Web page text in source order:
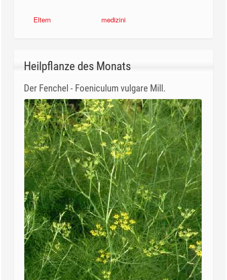
Eltern medizini
Heilpflanze des Monats
Der Fenchel - Foeniculum vulgare Mill.